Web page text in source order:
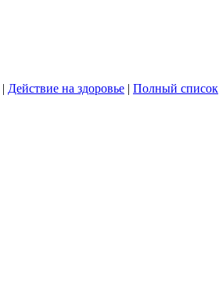
| Действие на здоровье | Полный список